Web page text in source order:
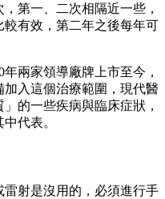
第一、二次相隔近一些，
有效，第二年之後每年可
兩家領導廠牌上市至今，
加入這個治療範圍，現代醫
的一些疾病與臨床症狀，
代表。
射是沒用的，必須進行手